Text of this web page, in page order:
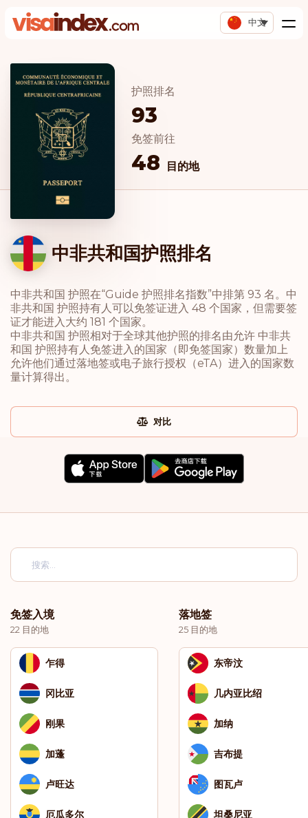
中文
护照排名
93
免签前往
48 目的地
中非共和国护照排名
中非共和国 护照在“Guide 护照排名指数”中排第 93 名。中
非共和国 护照持有人可以免签证进入 48 个国家，但需要签
证才能进入大约 181 个国家。
中非共和国 护照相对于全球其他护照的排名由允许 中非共
和国 护照持有人免签进入的国家（即免签国家）数量加上
允许他们通过落地签或电子旅行授权（eTA）进入的国家数
量计算得出。
对比
免签入境
22 目的地
乍得
冈比亚
刚果
加蓬
卢旺达
厄瓜多尔
落地签
25 目的地
东帝汶
几内亚比绍
加纳
吉布提
图瓦卢
坦桑尼亚